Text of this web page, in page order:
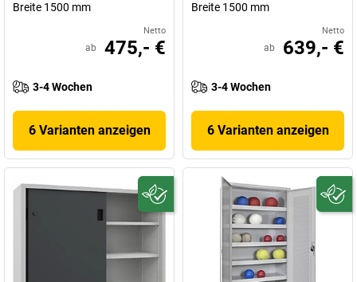
Breite 1500 mm
Netto
ab 475,- €
3-4 Wochen
6 Varianten anzeigen
Breite 1500 mm
Netto
ab 639,- €
3-4 Wochen
6 Varianten anzeigen